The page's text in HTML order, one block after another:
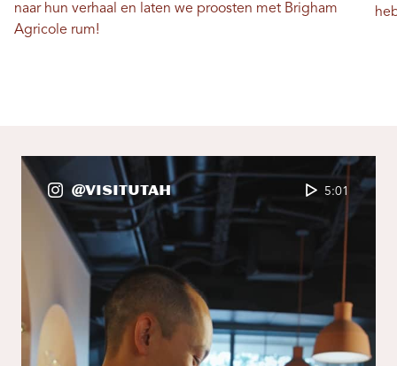
naar hun verhaal en laten we proosten met Brigham
Agricole rum!
@VisitUtah 5:01